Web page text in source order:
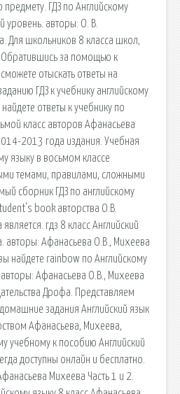
предмету. ГДЗ по Английскому
уровень. авторы: О. В.
Для школьников 8 класса школ,
за помощью к
отыскать ответы на
ГДЗ к учебнику английскому
ответы к учебнику по
класс авторов Афанасьева
2013 года издания. Учебная
языку в восьмом классе
темами, правилами, сложными
сборник ГДЗ по английскому
book авторства О.В.
гдз 8 класс Английский
авторы: Афанасьева О.В., Михеева
найдете rainbow по Английскому
авторы: Афанасьева О.В., Михеева
Дрофа. Представляем
задания Английский язык
Афанасьева, Михеева,
учебному к пособию Английский
доступны онлайн и бесплатно.
Михеева Часть 1 и 2.